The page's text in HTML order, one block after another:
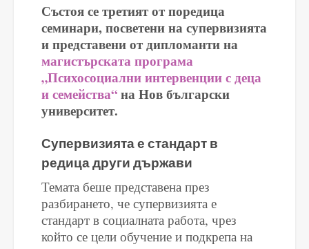
Състоя се третият от поредица
семинари, посветени на супервизията
и представени от дипломанти на
магистърската програма
„Психосоциални интервенции с деца
и семейства“на Нов български
университет.
Супервизията е стандарт в
редица други държави
Темата беше представена през
разбирането, че супервизията е
стандарт в социалната работа, чрез
който се цели обучение и подкрепа на